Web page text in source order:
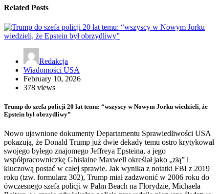
Related Posts
Redakcja
Wiadomości USA
February 10, 2026
378 views
Trump do szefa policji 20 lat temu: “wszyscy w Nowym Jorku wiedzieli, że
Epstein był obrzydliwy”
Nowo ujawnione dokumenty Departamentu Sprawiedliwości USA
pokazują, że Donald Trump już dwie dekady temu ostro krytykował
swojego byłego znajomego Jeffreya Epsteina, a jego
współpracowniczkę Ghislaine Maxwell określał jako „złą” i
kluczową postać w całej sprawie. Jak wynika z notatki FBI z 2019
roku (tzw. formularz 302), Trump miał zadzwonić w 2006 roku do
ówczesnego szefa policji w Palm Beach na Florydzie, Michaela